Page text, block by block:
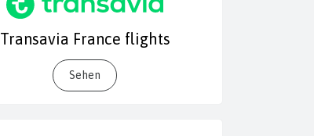
Transavia France flights
Sehen